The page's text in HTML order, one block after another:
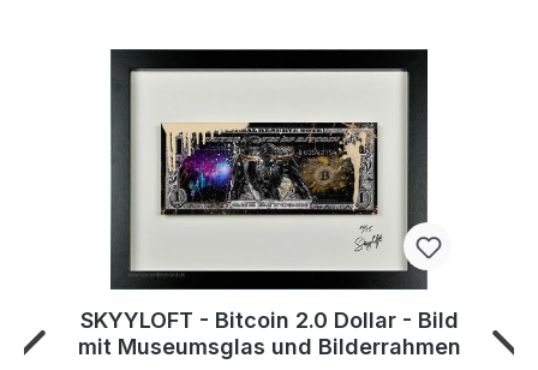
SKYYLOFT - Bitcoin 2.0 Dollar - Bild
mit Museumsglas und Bilderrahmen